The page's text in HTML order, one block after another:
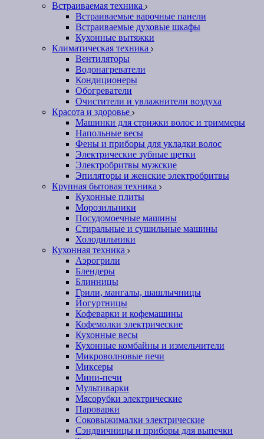
Встраиваемая техника
Встраиваемые варочные панели
Встраиваемые духовые шкафы
Кухонные вытяжки
Климатическая техника
Вентиляторы
Водонагреватели
Кондиционеры
Обогреватели
Очистители и увлажнители воздуха
Красота и здоровье
Машинки для стрижки волос и триммеры
Напольные весы
Фены и приборы для укладки волос
Электрические зубные щетки
Электробритвы мужские
Эпиляторы и женские электробритвы
Крупная бытовая техника
Кухонные плиты
Морозильники
Посудомоечные машины
Стиральные и сушильные машины
Холодильники
Кухонная техника
Аэрогрили
Блендеры
Блинницы
Грили, мангалы, шашлычницы
Йогуртницы
Кофеварки и кофемашины
Кофемолки электрические
Кухонные весы
Кухонные комбайны и измельчители
Микроволновые печи
Миксеры
Мини-печи
Мультиварки
Мясорубки электрические
Пароварки
Соковыжималки электрические
Сэндвичницы и приборы для выпечки